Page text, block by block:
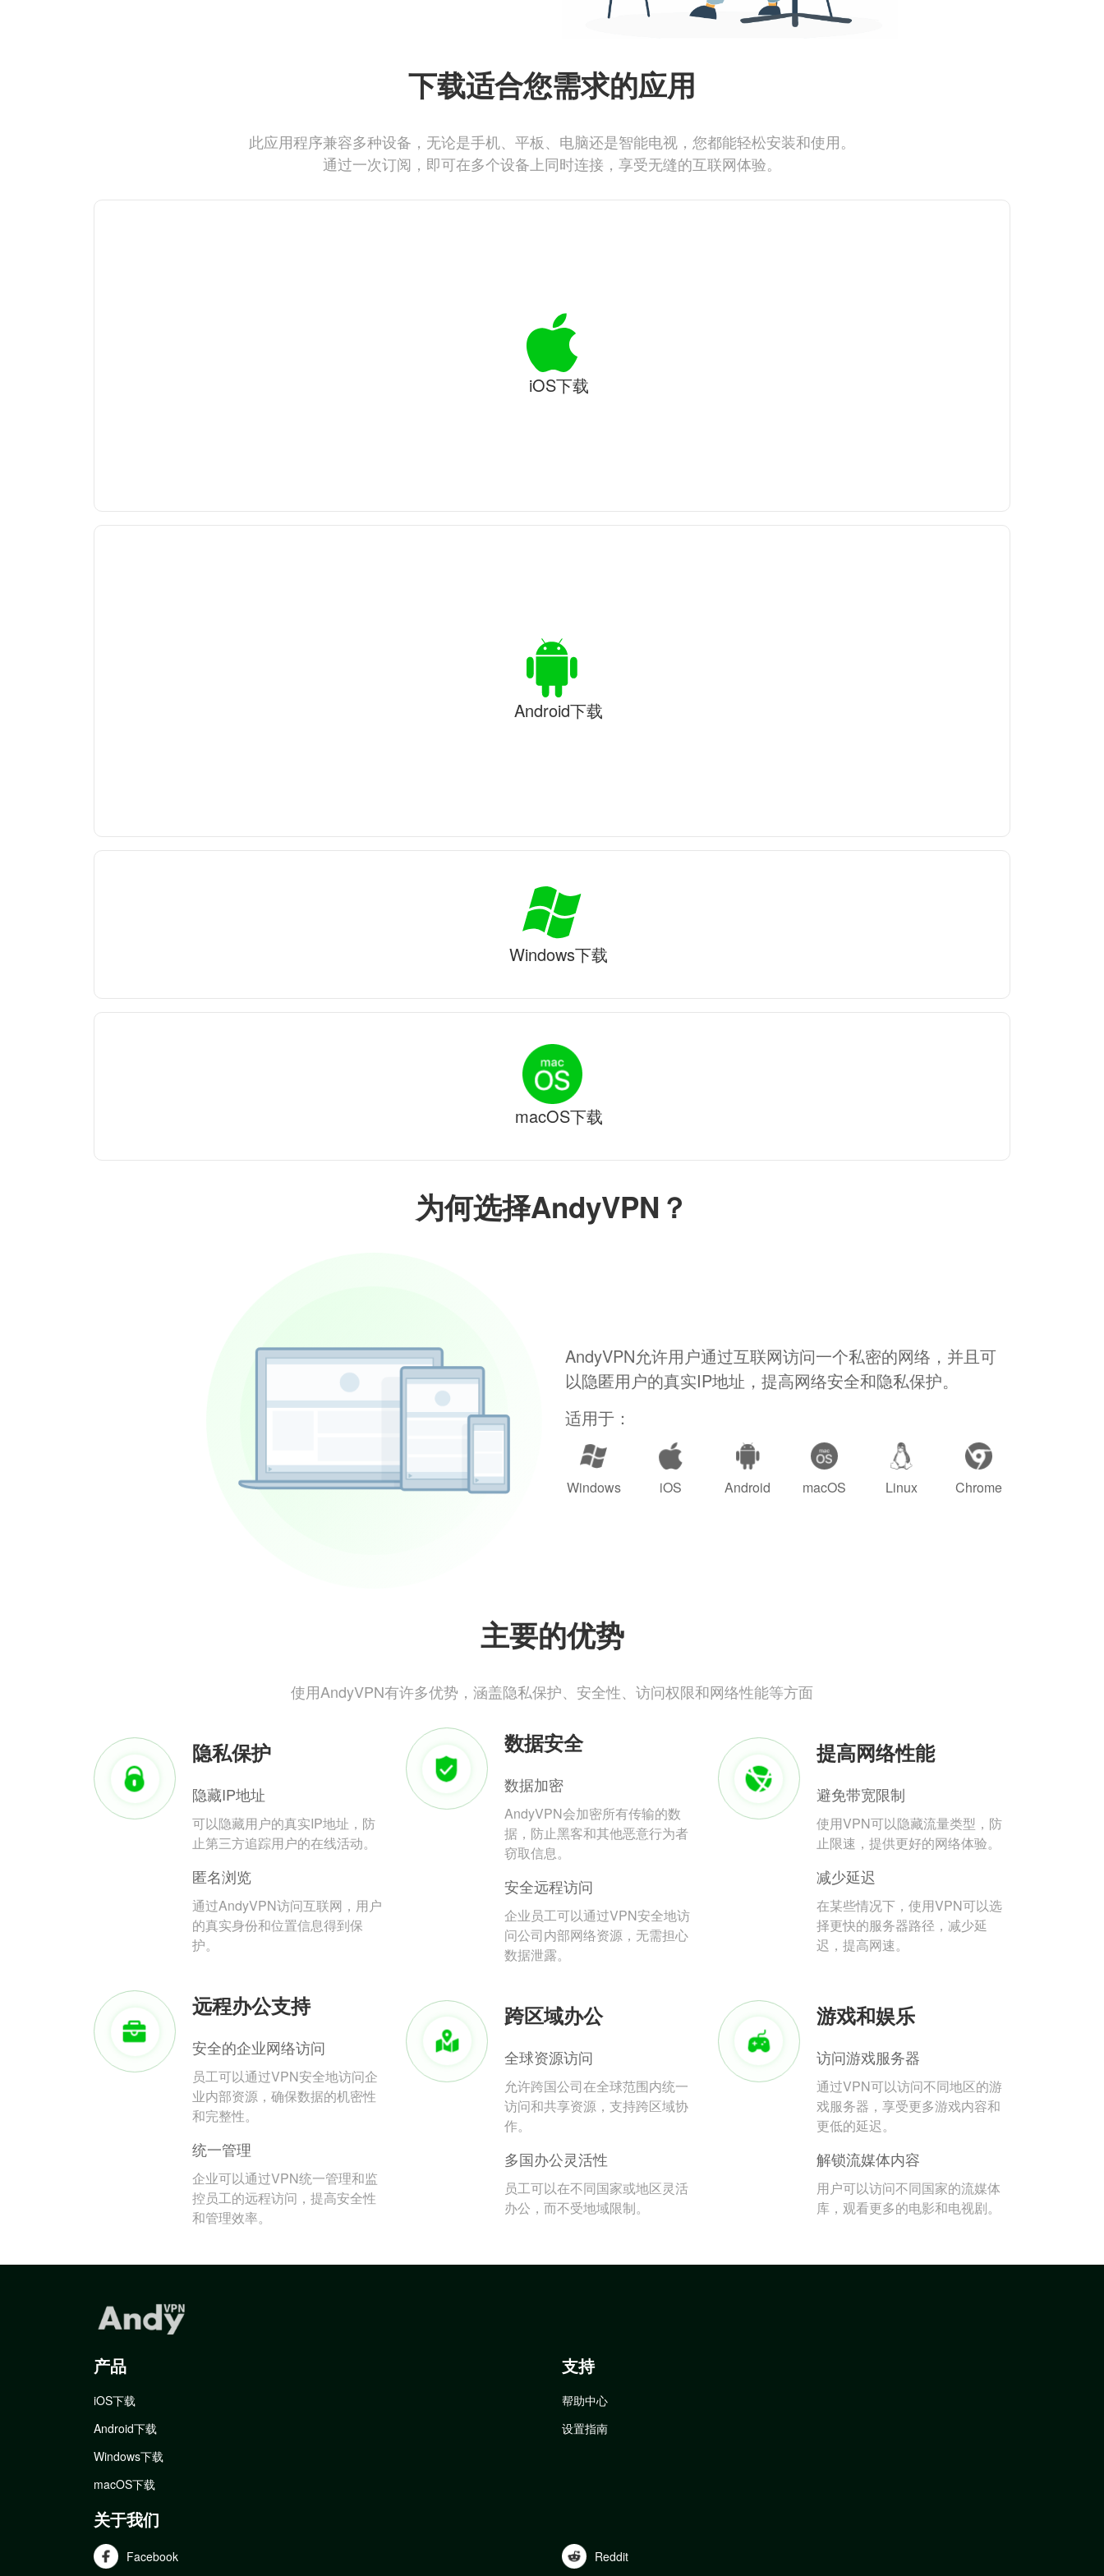
为何选择AndyVPN？
AndyVPN允许用户通过互联网访问一个私密的网络，并且可
以隐匿用户的真实IP地址，提高网络安全和隐私保护。
适用于：
Windows iOS Android macOS Linux Chrome
主要的优势
使用AndyVPN有许多优势，涵盖隐私保护、安全性、访问权限和网络性能等方面
隐私保护
隐藏IP地址
可以隐藏用户的真实IP地址，防
止第三方追踪用户的在线活动。
匿名浏览
通过AndyVPN访问互联网，用户
的真实身份和位置信息得到保
护。
数据安全
数据加密
AndyVPN会加密所有传输的数
据，防止黑客和其他恶意行为者
窃取信息。
安全远程访问
企业员工可以通过VPN安全地访
问公司内部网络资源，无需担心
数据泄露。
提高网络性能
避免带宽限制
使用VPN可以隐藏流量类型，防
止限速，提供更好的网络体验。
减少延迟
在某些情况下，使用VPN可以选
择更快的服务器路径，减少延
迟，提高网速。
远程办公支持
安全的企业网络访问
员工可以通过VPN安全地访问企
业内部资源，确保数据的机密性
和完整性。
统一管理
企业可以通过VPN统一管理和监
控员工的远程访问，提高安全性
和管理效率。
跨区域办公
全球资源访问
允许跨国公司在全球范围内统一
访问和共享资源，支持跨区域协
作。
多国办公灵活性
员工可以在不同国家或地区灵活
办公，而不受地域限制。
游戏和娱乐
访问游戏服务器
通过VPN可以访问不同地区的游
戏服务器，享受更多游戏内容和
更低的延迟。
解锁流媒体内容
用户可以访问不同国家的流媒体
库，观看更多的电影和电视剧。
下载适合您需求的应用
此应用程序兼容多种设备，无论是手机、平板、电脑还是智能电视，您都能轻松安装和使用。
通过一次订阅，即可在多个设备上同时连接，享受无缝的互联网体验。
iOS下载
Android下载
Windows下载
macOS下载
产品
iOS下载
Android下载
Windows下载
macOS下载
支持
帮助中心
设置指南
关于我们
Facebook Reddit